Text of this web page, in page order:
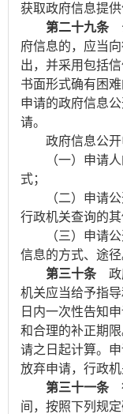
获取政府信息提供
第二十九条
府信息的，应当
出，并采用包括
书面形式确有困
申请的政府信息
请。
政府信息公开
（一）申请人
式；
（二）申请公
行政机关查询的其
（三）申请公
信息的方式、途径
第三十条政
机关应当给予指
日内一次性告知
和合理的补正期
请之日起计算。
放弃申请，行政
第三十一条
间，按照下列规定